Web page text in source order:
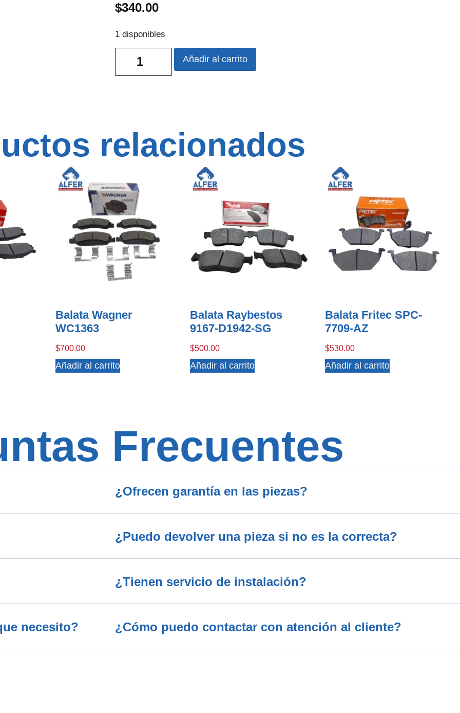
$340.00
1 disponibles
Añadir al carrito
relacionados
Balata Wagner
WC1363
$700.00
Añadir al carrito
Balata Raybestos
9167-D1942-SG
$500.00
Añadir al carrito
Balata Fritec SPC-
7709-AZ
$530.00
Añadir al carrito
Frecuentes
necesito?
¿Ofrecen garantía en las piezas?
¿Puedo devolver una pieza si no es la correcta?
¿Tienen servicio de instalación?
¿Cómo puedo contactar con atención al cliente?